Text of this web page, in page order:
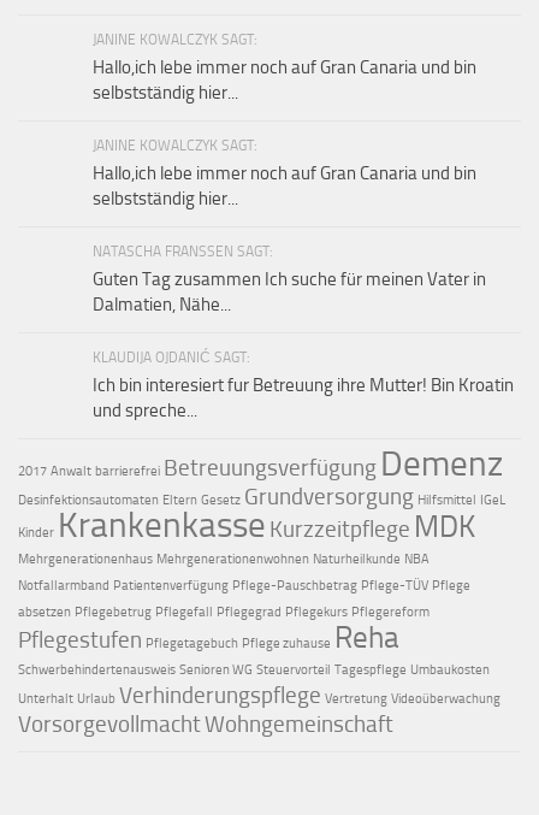
JANINE KOWALCZYK SAGT:
Hallo,ich lebe immer noch auf Gran Canaria und bin
selbstständig hier...
JANINE KOWALCZYK SAGT:
Hallo,ich lebe immer noch auf Gran Canaria und bin
selbstständig hier...
NATASCHA FRANSSEN SAGT:
Guten Tag zusammen Ich suche für meinen Vater in
Dalmatien, Nähe...
KLAUDIJA OJDANIĆ SAGT:
Ich bin interesiert fur Betreuung ihre Mutter! Bin Kroatin
und spreche...
2017 Anwalt barrierefrei Betreuungsverfügung Demenz
Desinfektionsautomaten Eltern Gesetz Grundversorgung Hilfsmittel IGeL
Kinder Krankenkasse Kurzzeitpflege MDK
Mehrgenerationenhaus Mehrgenerationenwohnen Naturheilkunde NBA
Notfallarmband Patientenverfügung Pflege-Pauschbetrag Pflege-TÜV Pflege
absetzen Pflegebetrug Pflegefall Pflegegrad Pflegekurs Pflegereform
Pflegestufen Pflegetagebuch Pflege zuhause Reha
Schwerbehindertenausweis Senioren WG Steuervorteil Tagespflege Umbaukosten
Unterhalt Urlaub Verhinderungspflege Vertretung Videoüberwachung
VorsorgevollmachtWohngemeinschaft